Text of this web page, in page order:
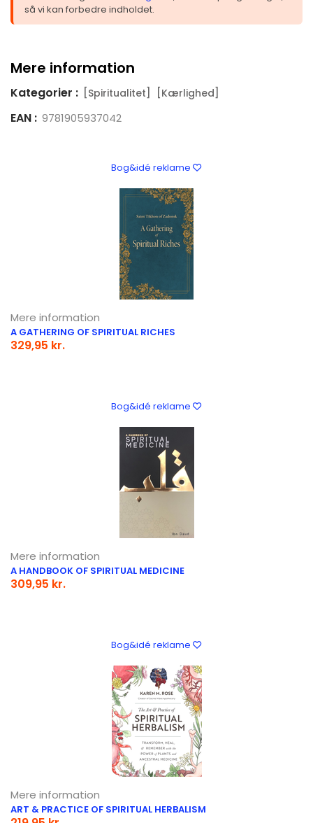
så vi kan forbedre indholdet.
Mere information
Kategorier : [Spiritualitet] [Kærlighed]
EAN : 9781905937042
Bog&idé reklame
Mere information
A GATHERING OF SPIRITUAL RICHES
329,95 kr.
Bog&idé reklame
Mere information
A HANDBOOK OF SPIRITUAL MEDICINE
309,95 kr.
Bog&idé reklame
Mere information
ART & PRACTICE OF SPIRITUAL HERBALISM